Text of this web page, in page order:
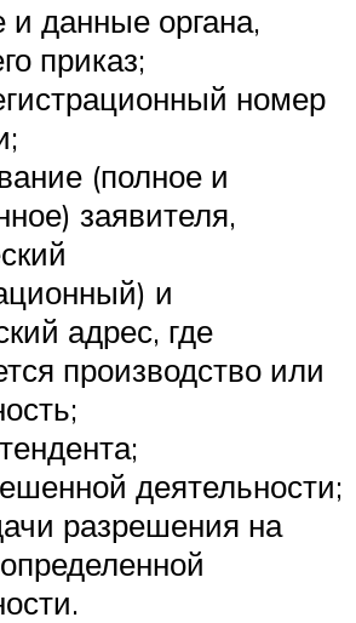
и данные органа,
приказ;
номер
(полное и
заявителя,
и
адрес, где
производство или
деятельности;
разрешения на